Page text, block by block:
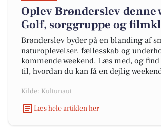
Oplev Brønderslev denne
Golf, sorggruppe og
Brønderslev byder på en blanding af
naturoplevelser, fællesskab og
kommende weekend. Læs med, og
til, hvordan du kan få en dejlig
Kilde: Kultunaut
Læs hele artiklen her